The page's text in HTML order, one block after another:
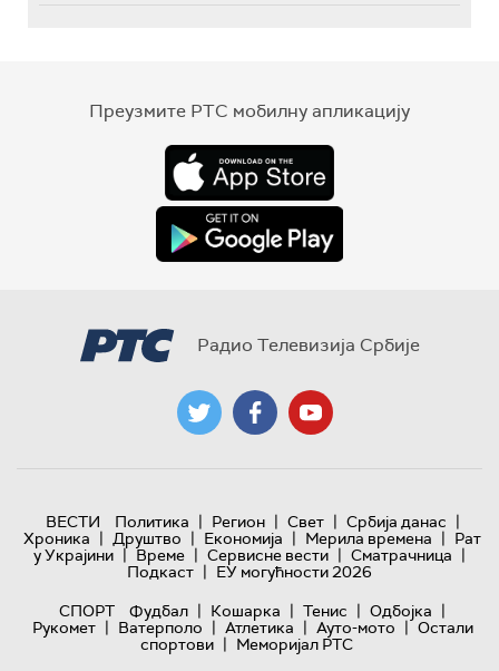
Преузмите РТС мобилну апликацију
Радио Телевизија Србије
ВЕСТИ Политика | Регион | Свет | Србија данас |
Хроника | Друштво | Економија | Мерила времена | Рат
у Украјини | Време | Сервисне вести | Сматрачница |
Подкаст | ЕУ могућности 2026
СПОРТ
Фудбал | Кошарка | Тенис | Одбојка |
Рукомет | Ватерполо | Атлетика | Ауто-мото | Остали
спортови | Меморијал РТС